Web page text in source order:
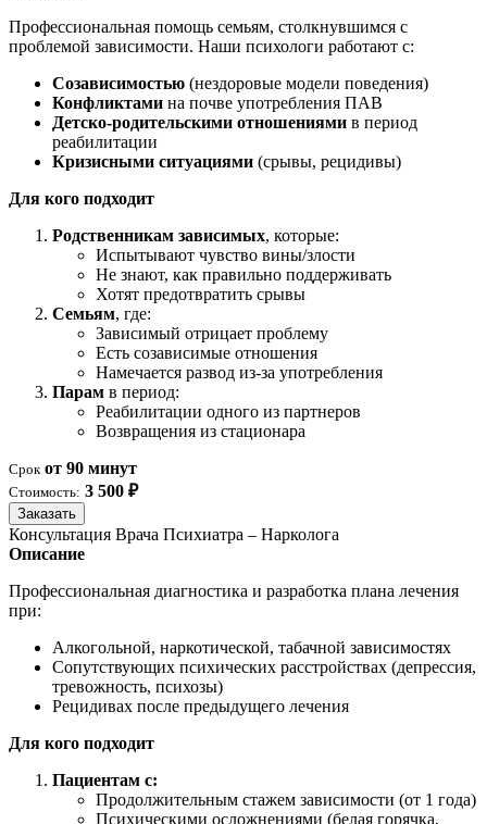
Профессиональная помощь семьям, столкнувшимся с
проблемой зависимости. Наши психологи работают с:
Созависимостью (нездоровые модели поведения)
Конфликтами на почве употребления ПАВ
Детско-родительскими отношениями в период
реабилитации
Кризисными ситуациями (срывы, рецидивы)
Для кого подходит
Родственникам зависимых, которые:
Испытывают чувство вины/злости
Не знают, как правильно поддерживать
Хотят предотвратить срывы
Семьям, где:
Зависимый отрицает проблему
Есть созависимые отношения
Намечается развод из-за употребления
Парам в период:
Реабилитации одного из партнеров
Возвращения из стационара
Срок от 90 минут
Стоимость: 3 500 ₽
Заказать
Консультация Врача Психиатра – Нарколога
Описание
Профессиональная диагностика и разработка плана лечения
при:
Алкогольной, наркотической, табачной зависимостях
Сопутствующих психических расстройствах (депрессия,
тревожность, психозы)
Рецидивах после предыдущего лечения
Для кого подходит
Пациентам с:
Продолжительным стажем зависимости (от 1 года)
Психическими осложнениями (белая горячка,